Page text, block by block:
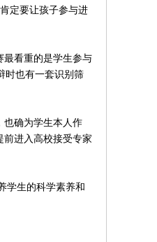
定要让孩子参与进
看重的是学生参与
时也有一套识别筛
确为学生本人作
前进入高校接受专家
学生的科学素养和